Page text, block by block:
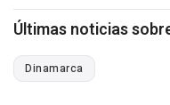
Últimas noticias
Dinamarca